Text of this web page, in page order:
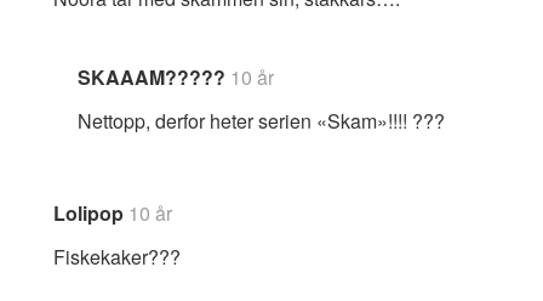
SKAAAM????? 10 år
Nettopp, derfor heter serien «Skam»!!!! ???
Lolipop 10 år
Fiskekaker???